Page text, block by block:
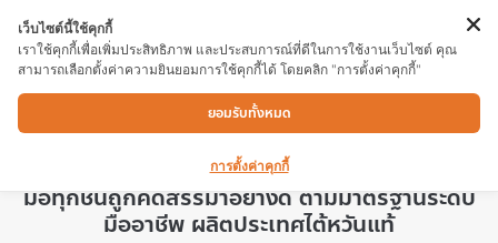
ลูกบล็อกลมสั้น KINGTONY 453511M
11×1/2″6P เหมาะสำหรับงานไม้ งานอิเล็คทรอ
นิคส์ งานประปา งานก่อสร้าง และงานอื่นๆ เครื่อง
มือทุกชิ้นถูกคัดสรรมาอย่างดี ตามมาตรฐานระดับ
มืออาชีพ ผลิตประเทศไต้หวันแท้
เว็บไซต์นี้ใช้คุกกี้
เราใช้คุกกี้เพื่อเพิ่มประสิทธิภาพ และประสบการณ์ที่ดีในการใช้งานเว็บไซต์ คุณ
สามารถเลือกตั้งค่าความยินยอมการใช้คุกกี้ได้ โดยคลิก "การตั้งค่าคุกกี้"
ยอมรับทั้งหมด
การตั้งค่าคุกกี้